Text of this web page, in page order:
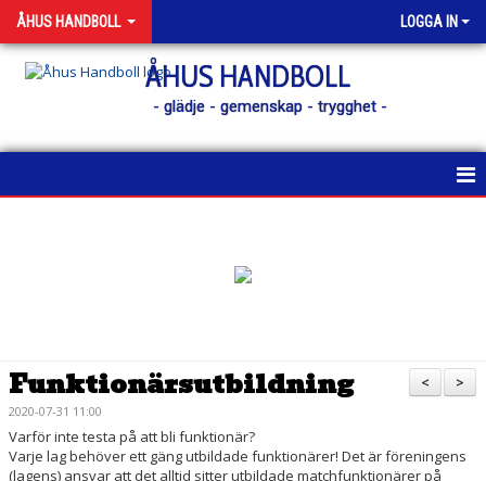
ÅHUS HANDBOLL LOGGA IN
ÅHUS HANDBOLL
- glädje - gemenskap - trygghet -
MATCHER
MEDLEM
>
<
Funktionärsutbildning
2020-07-31 11:00
Varför inte testa på att bli funktionär?
Varje lag behöver ett gäng utbildade funktionärer! Det är föreningens
(lagens) ansvar att det alltid sitter utbildade matchfunktionärer på